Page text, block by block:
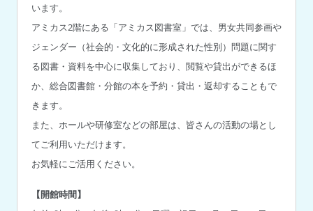
います。
アミカス2階にある「アミカス図書室」では、男女共同参画や
ジェンダー（社会的・文化的に形成された性別）問題に関す
る図書・資料を中心に収集しており、閲覧や貸出ができるほ
か、総合図書館・分館の本を予約・貸出・返却することもで
きます。
また、ホールや研修室などの部屋は、皆さんの活動の場とし
てご利用いただけます。
お気軽にご活用ください。
【開館時間】